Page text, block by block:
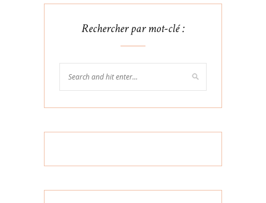
Rechercher par mot-clé :